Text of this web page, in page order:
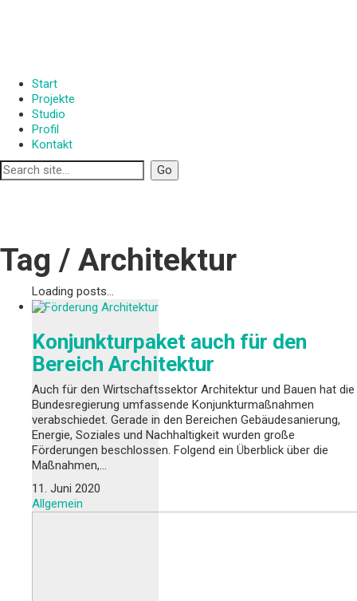
Start
Projekte
Studio
Profil
Kontakt
Tag / Architektur
Loading posts...
Konjunkturpaket auch für den
Bereich Architektur
Auch für den Wirtschaftssektor Architektur und Bauen hat die
Bundesregierung umfassende Konjunkturmaßnahmen
verabschiedet. Gerade in den Bereichen Gebäudesanierung,
Energie, Soziales und Nachhaltigkeit wurden große
Förderungen beschlossen. Folgend ein Überblick über die
Maßnahmen,…
11. Juni 2020
Allgemein